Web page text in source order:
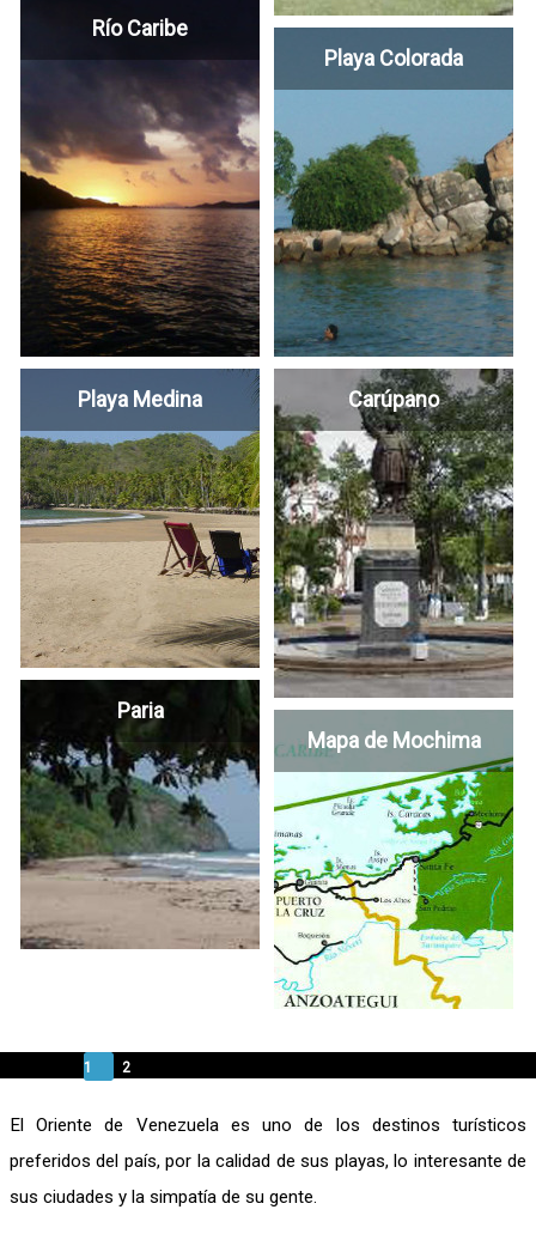
Río Caribe
Playa Colorada
Playa Medina Carúpano
Paria
Mapa de Mochima
1 2
El Oriente de Venezuela es uno de los destinos turísticos
preferidos del país, por la calidad de sus playas, lo interesante de
sus ciudades y la simpatía de su gente.